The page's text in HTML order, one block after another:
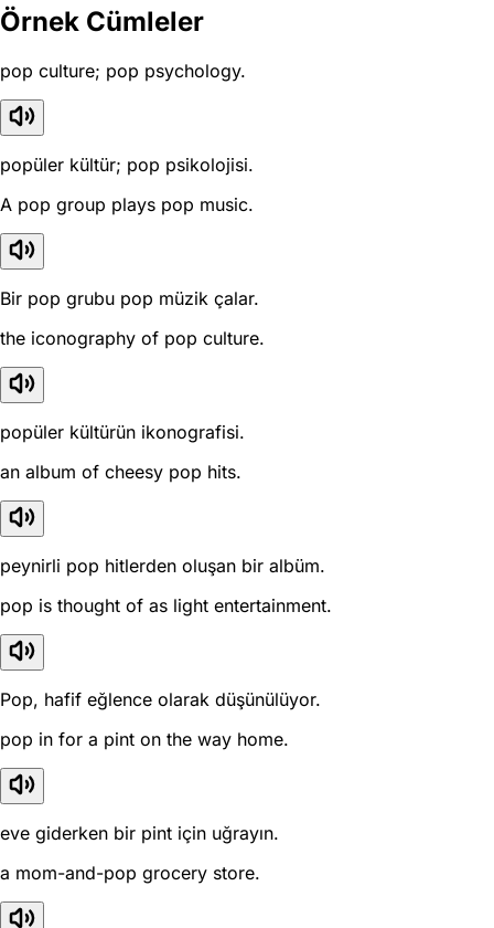
Örnek Cümleler
pop culture; pop psychology.
popüler kültür; pop psikolojisi.
A pop group plays pop music.
Bir pop grubu pop müzik çalar.
the iconography of pop culture.
popüler kültürün ikonografisi.
an album of cheesy pop hits.
peynirli pop hitlerden oluşan bir albüm.
pop is thought of as light entertainment.
Pop, hafif eğlence olarak düşünülüyor.
pop in for a pint on the way home.
eve giderken bir pint için uğrayın.
a mom-and-pop grocery store.